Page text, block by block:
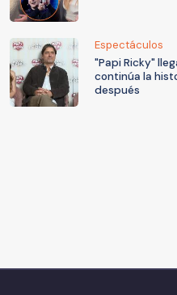
Espectáculos
"Papi Ricky"
continúa la
después